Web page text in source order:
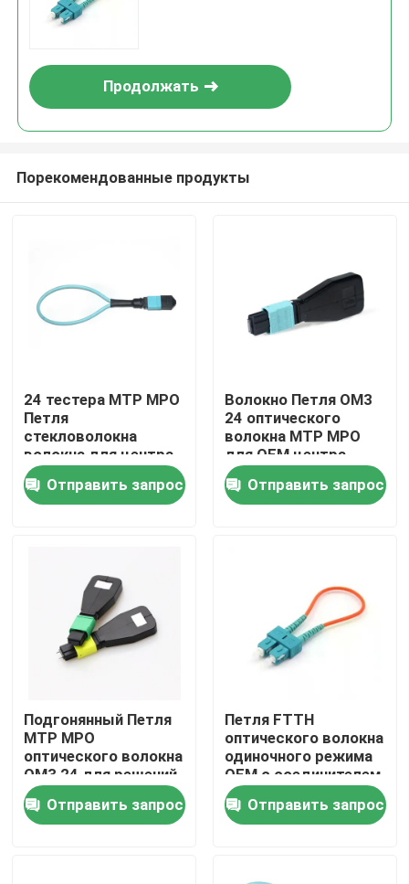
Продукция
Ролики
О Компании
Наша фабрика
Отправить запрос
Сборка кабеля волокна
Продолжать
Порекомендованные продукты
24 тестера MTP MPO
Петля
стекловолокна
волокна для центра
данных
Отправить запрос
Волокно Петля OM3
24 оптического
волокна MTP MPO
для OEM центра
данных
Отправить запрос
Подгонянный Петля
MTP MPO
оптического волокна
OM3 24 для решений
FTTx
Отправить запрос
Петля FTTH
оптического волокна
одиночного режима
OEM с соединителем
LC
Отправить запрос